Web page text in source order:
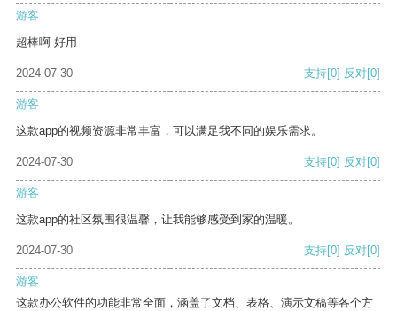
游客
超棒啊 好用
2024-07-30 支持[0] 反对[0]
游客
这款app的视频资源非常丰富，可以满足我不同的娱乐需求。
2024-07-30 支持[0] 反对[0]
游客
这款app的社区氛围很温馨，让我能够感受到家的温暖。
2024-07-30 支持[0] 反对[0]
游客
这款办公软件的功能非常全面，涵盖了文档、表格、演示文稿等各个方